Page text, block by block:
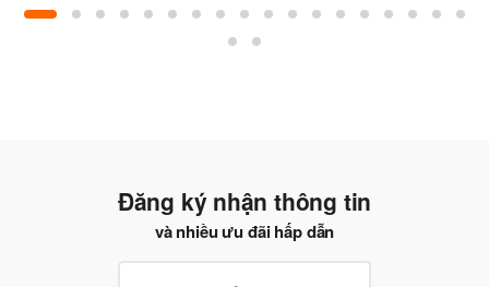
Đăng ký nhận thông tin
và nhiều ưu đãi hấp dẫn